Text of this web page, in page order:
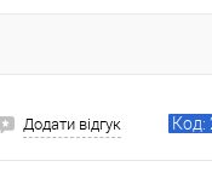
Додати відгук Код: